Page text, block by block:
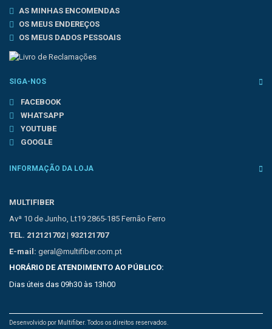
Desenvolvido por Multifiber. Todos os direitos reservados.
AS MINHAS ENCOMENDAS
OS MEUS ENDEREÇOS
OS MEUS DADOS PESSOAIS
SIGA-NOS
FACEBOOK
WHATSAPP
YOUTUBE
GOOGLE
INFORMAÇÃO DA LOJA
MULTIFIBER
Avª 10 de Junho, Lt19 2865-185 Fernão Ferro
TEL. 212121702 | 932121707
E-mail: geral@multifiber.com.pt
HORÁRIO DE ATENDIMENTO AO PÚBLICO:
Dias úteis das 09h30 às 13h00